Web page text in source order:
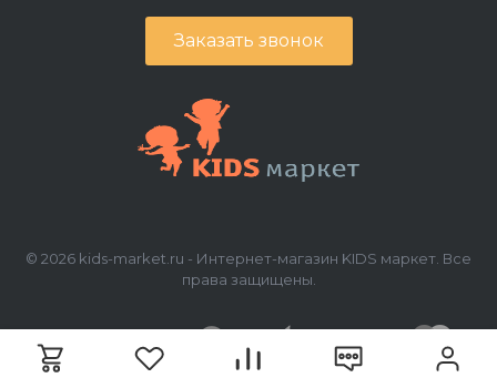
Заказать звонок
© 2026 kids-market.ru - Интернет-магазин KIDS маркет. Все
права защищены.